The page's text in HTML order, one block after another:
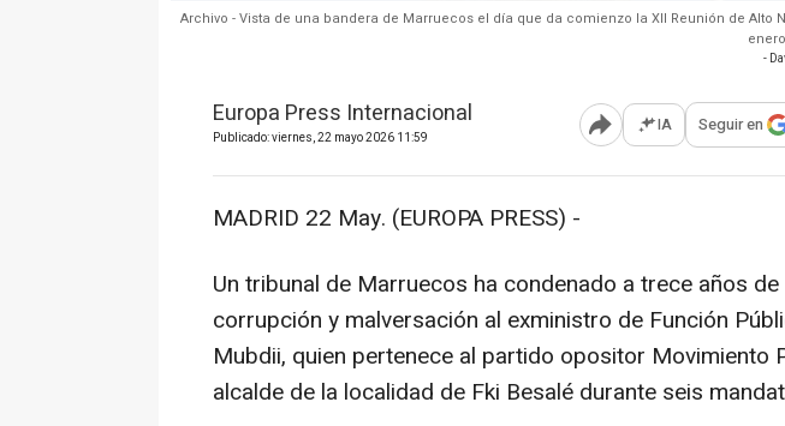
Archivo - Vista de una bandera de Marruecos el día que da comienzo la XII Reunión de Alto
-
Europa Press Internacional
Publicado: viernes, 22 mayo 2026 11:59 Abrir opciones para
IA Seguir en
MADRID 22 May. (EUROPA PRESS) -
Un tribunal de Marruecos ha condenado a trece años
corrupción y malversación al exministro de Función
Mubdii, quien pertenece al partido opositor Movimiento
alcalde de la localidad de Fki Besalé durante seis